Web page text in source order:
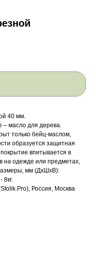
40 мм.
– масло для дерева.
только бейц-маслом,
образуется защитная
впитывается в
на одежде или предметах,
мм (ДхШхВ):
8кг.
Россия, Москва